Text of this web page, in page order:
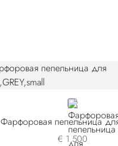
GREY
Фарфоровая пепельница
€ 1.500